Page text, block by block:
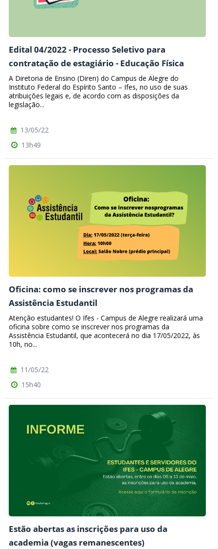
Edital 04/2022 - Processo Seletivo para
contratação de estagiário - Educação Física
A Diretoria de Ensino (Diren) do Campus de Alegre do
Instituto Federal do Espírito Santo – Ifes, no uso de suas
atribuições legais e, de acordo com as disposições da
legislação...
13/05/22
13h49
Oficina: como se inscrever nos programas da
Assistência Estudantil
Atenção estudantes! O Ifes - Campus de Alegre realizará uma
oficina sobre como se inscrever nos programas da
Assistência Estudantil, que acontecerá no dia 17/05/2022, às
10h, no...
11/05/22
15h40
Estão abertas as inscrições para uso da
academia (vagas remanescentes)